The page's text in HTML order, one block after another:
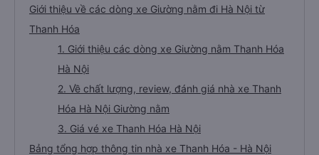
Giới thiệu về các dòng xe Giường nằm đi Hà Nội từ
Thanh Hóa
1. Giới thiệu các dòng xe Giường nằm Thanh Hóa
Hà Nội
2. Về chất lượng, review, đánh giá nhà xe Thanh
Hóa Hà Nội Giường nằm
3. Giá vé xe Thanh Hóa Hà Nội
Bảng tổng hợp thông tin nhà xe Thanh Hóa - Hà Nội